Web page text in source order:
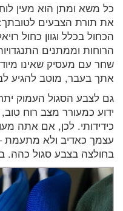
כל משא ומתן הוא מעין
את תורת הצבעים
הכחול בכלל וגוון כחול
הרוחות וממתנים
שחר עם מעסיק שאינו
אתך בעבר, מוטב להגיע
גם לצבע הסגול העמוק
ידוע כמעורר מצב רוח
כידידותי. לכן, אם אתה
עצמך כאדיב ולא מתעמת
בחולצה בצבע סגול כהה.